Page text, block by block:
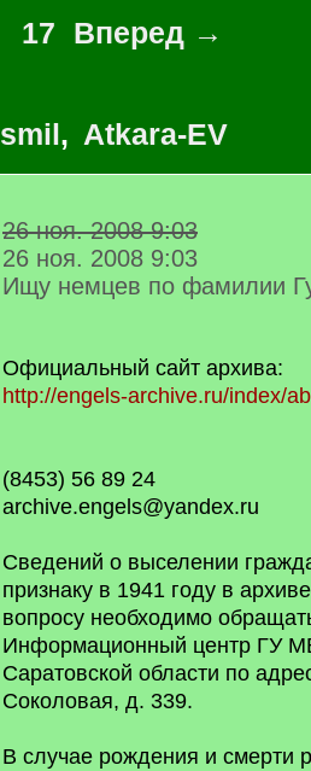
17 Вперед →
smil, Atkara-EV
26 ноя. 2008 9:03
26 ноя. 2008 9:03
Ищу немцев по фамилии
Официальный сайт архива:
http://engels-archive.ru/index/
(8453) 56 89 24
archive.engels@yandex.ru
Сведений о выселении
признаку в 1941 году в
вопросу необходимо
Информационный центр ГУ
Саратовской области по
Соколовая, д. 339.
В случае рождения и смерти